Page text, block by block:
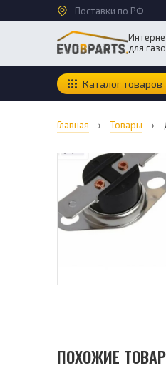
Поставки по РФ
для
Каталог товаров
Главная › Товары ›
ПОХОЖИЕ